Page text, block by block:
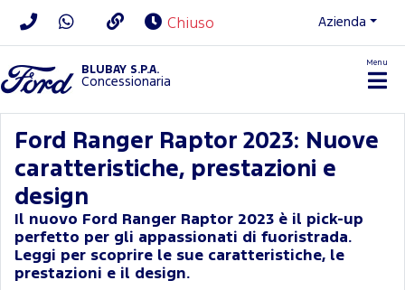
Chiuso Azienda
BLUBAY S.P.A.
Concessionaria
Menu
Ford Ranger Raptor 2023: Nuove
caratteristiche, prestazioni e
design
Il nuovo Ford Ranger Raptor 2023 è il pick-up
perfetto per gli appassionati di fuoristrada.
Leggi per scoprire le sue caratteristiche, le
prestazioni e il design.